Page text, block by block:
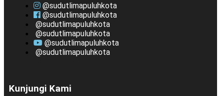
@sudutlimapuluhkota
@sudutlimapuluhkota
@sudutlimapuluhkota
@sudutlimapuluhkota
@sudutlimapuluhkota
@sudutlimapuluhkota
Kunjungi Kami